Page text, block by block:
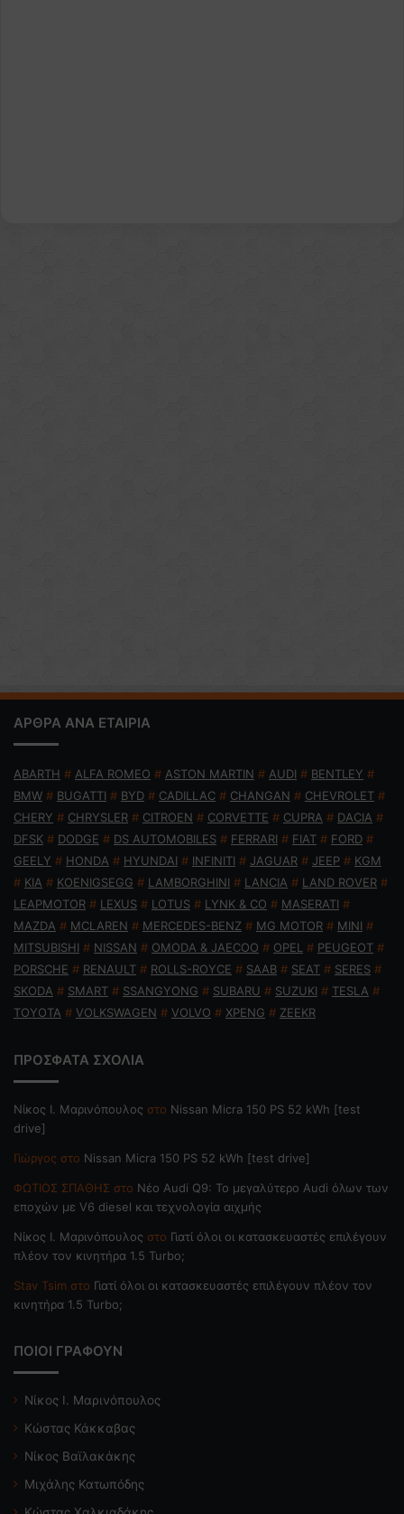
ΑΡΘΡΑ ΑΝΑ ΕΤΑΙΡΙΑ
ABARTH # ALFA ROMEO # ASTON MARTIN # AUDI # BENTLEY #
BMW # BUGATTI # BYD # CADILLAC # CHANGAN # CHEVROLET #
CHERY # CHRYSLER # CITROEN # CORVETTE # CUPRA # DACIA #
DFSK # DODGE # DS AUTOMOBILES # FERRARI # FIAT # FORD #
GEELY # HONDA # HYUNDAI # INFINITI # JAGUAR # JEEP # KGM
# KIA # KOENIGSEGG # LAMBORGHINI # LANCIA # LAND ROVER #
LEAPMOTOR # LEXUS # LOTUS # LYNK & CO # MASERATI #
MAZDA # MCLAREN # MERCEDES-BENZ # MG MOTOR # MINI #
MITSUBISHI # NISSAN # OMODA & JAECOO # OPEL # PEUGEOT #
PORSCHE # RENAULT # ROLLS-ROYCE # SAAB # SEAT # SERES #
SKODA # SMART # SSANGYONG # SUBARU # SUZUKI # TESLA #
TOYOTA # VOLKSWAGEN # VOLVO # XPENG # ZEEKR
ΠΡΟΣΦΑΤΑ ΣΧΟΛΙΑ
Nίκος Ι. Mαρινόπουλος στο Nissan Micra 150 PS 52 kWh [test
drive]
Γιώργος στο Nissan Micra 150 PS 52 kWh [test drive]
ΦΩΤΙΟΣ ΣΠΑΘΗΣ στο Νέο Audi Q9: Το μεγαλύτερο Audi όλων των
εποχών με V6 diesel και τεχνολογία αιχμής
Nίκος Ι. Mαρινόπουλος στο Γιατί όλοι οι κατασκευαστές επιλέγουν
πλέον τον κινητήρα 1.5 Turbo;
Stav Tsim στο Γιατί όλοι οι κατασκευαστές επιλέγουν πλέον τον
κινητήρα 1.5 Turbo;
ΠΟΙΟΙ ΓΡΑΦΟΥΝ
Νίκος Ι. Μαρινόπουλος
Κώστας Κάκκαβας
Νίκος Βαϊλακάκης
Μιχάλης Κατωπόδης